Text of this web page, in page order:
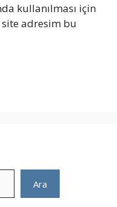
kullanılması için
adresim bu
Ara